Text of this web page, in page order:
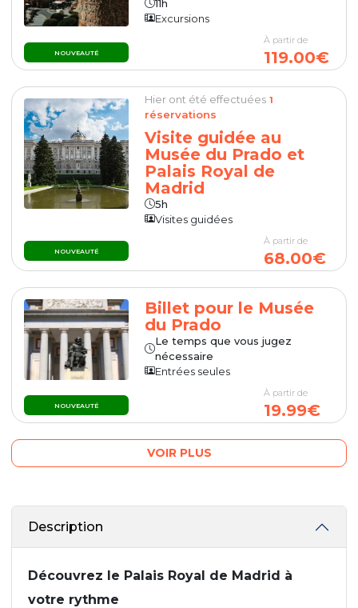
NOUVEAUTÉ
11h
Excursions
À partir de
119.00€
NOUVEAUTÉ
Hier ont été effectuées 1
réservations
Visite guidée au
Musée du Prado et
Palais Royal de
Madrid
5h
Visites guidées
À partir de
68.00€
NOUVEAUTÉ
Billet pour le Musée
du Prado
Le temps que vous jugez
nécessaire
Entrées seules
À partir de
19.99€
VOIR PLUS
Description
Découvrez le Palais Royal de Madrid à
votre rythme